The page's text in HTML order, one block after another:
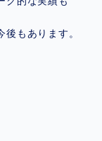
もあります。